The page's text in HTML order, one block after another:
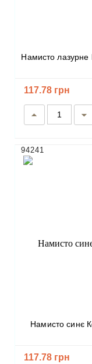
Намисто лазурне Котяче Око гладка кулька d-10мм+- L-
117.78 грн
Намисто синє Котяче Око гладка кулька d-8мм+- L-
94241
117.78 грн